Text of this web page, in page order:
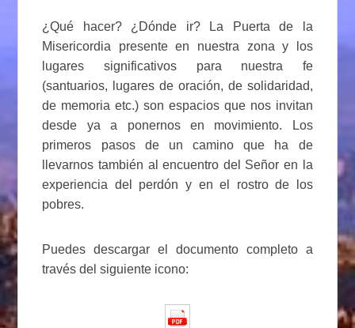
¿Qué hacer? ¿Dónde ir? La Puerta de la
Misericordia presente en nuestra zona y los
lugares significativos para nuestra fe
(santuarios, lugares de oración, de solidaridad,
de memoria etc.) son espacios que nos invitan
desde ya a ponernos en movimiento. Los
primeros pasos de un camino que ha de
llevarnos también al encuentro del Señor en la
experiencia del perdón y en el rostro de los
pobres.
Puedes descargar el documento completo a
través del siguiente icono: